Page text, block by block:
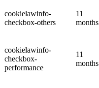
cookielawinfo-
checkbox-others
11
months
cookielawinfo-
checkbox-
performance
11
months